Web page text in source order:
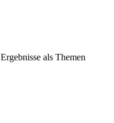
Ergebnisse als Themen